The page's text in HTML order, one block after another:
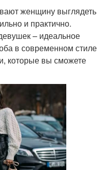
женщину выглядеть
и практично.
– идеальное
в современном стиле
которые вы сможете